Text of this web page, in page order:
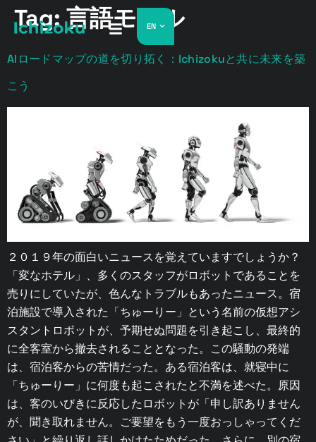
EN
Tag:言語モデル
AIロードマップの道を切り拓く：Ichizokuと共に未来を築
こう
２０１９年の面白いニュースを覚えていますでしょうか？
「変なホテル」、多くのスタッフがロボットであることを
売りにしていたが、色んなトラブルもあったニュース。宿
泊施設で導入された「ちゅーりー」という名前の仮想アシ
スタントロボットが、予期せぬ問題を引き起こし、最終的
に全客室から撤去されることとなった。この騒動の発端
は、宿泊客からの苦情だった。ある宿泊客は、就寝中に
「ちゅーりー」に何度も起こされたと不満を述べた。原因
は、客のいびきに反応したロボットが「申し訳ありません
が、聞き取れません。ご要望をもう一度おっしゃってくだ